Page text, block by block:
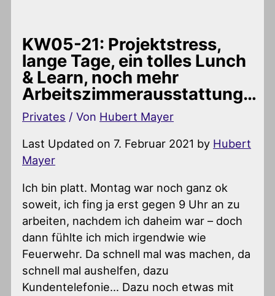
KW05-21: Projektstress,
lange Tage, ein tolles Lunch
& Learn, noch mehr
Arbeitszimmerausstattung…
Privates / Von Hubert Mayer
Last Updated on 7. Februar 2021 by Hubert
Mayer
Ich bin platt. Montag war noch ganz ok
soweit, ich fing ja erst gegen 9 Uhr an zu
arbeiten, nachdem ich daheim war – doch
dann fühlte ich mich irgendwie wie
Feuerwehr. Da schnell mal was machen, da
schnell mal aushelfen, dazu
Kundentelefonie… Dazu noch etwas mit